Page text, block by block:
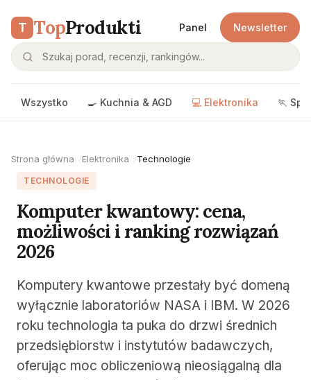
T TopProdukti Panel Newsletter
Wszystko 🍳 Kuchnia & AGD 💻 Elektronika 🏃
Strona główna Elektronika Technologie
TECHNOLOGIE
Komputer kwantowy: cena,
możliwości i ranking rozwiązań
2026
Komputery kwantowe przestały być domeną
wyłącznie laboratoriów NASA i IBM. W 2026
roku technologia ta puka do drzwi średnich
przedsiębiorstw i instytutów badawczych,
oferując moc obliczeniową nieosiągalną dla